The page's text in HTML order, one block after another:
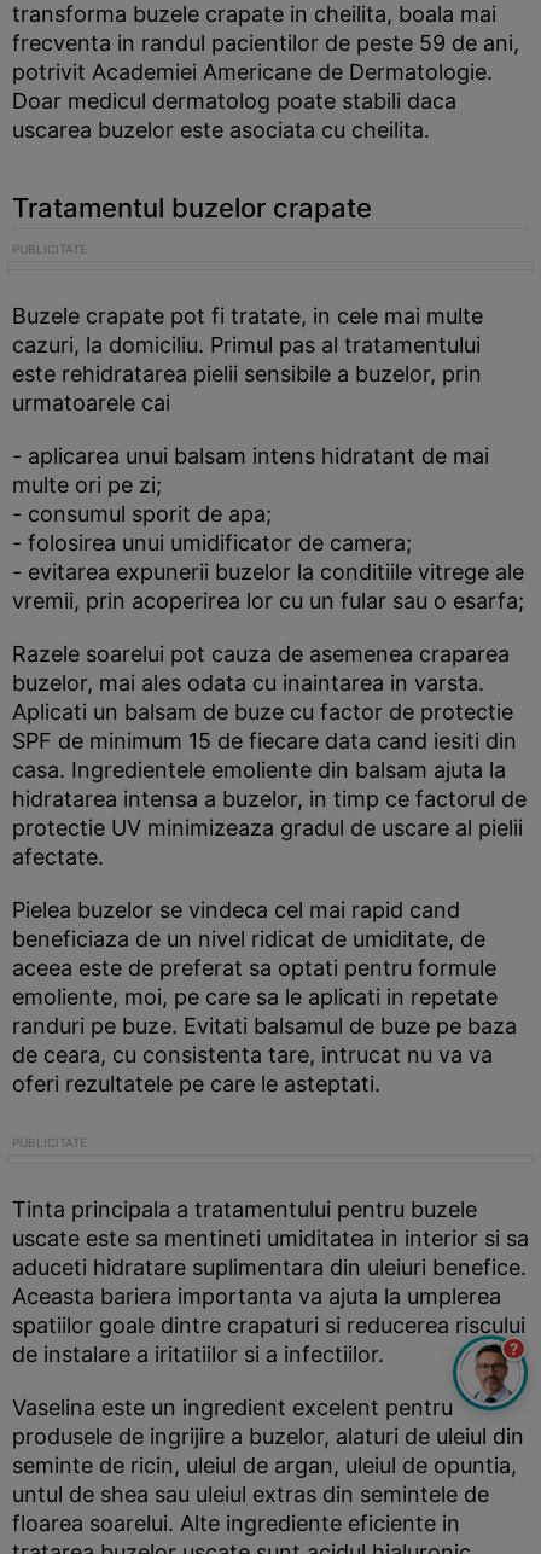
transforma buzele crapate in cheilita, boala mai
frecventa in randul pacientilor de peste 59 de ani,
potrivit Academiei Americane de Dermatologie.
Doar medicul dermatolog poate stabili daca
uscarea buzelor este asociata cu cheilita.
Tratamentul buzelor crapate
Buzele crapate pot fi tratate, in cele mai multe
cazuri, la domiciliu. Primul pas al tratamentului
este rehidratarea pielii sensibile a buzelor, prin
urmatoarele cai
- aplicarea unui balsam intens hidratant de mai
multe ori pe zi;
- consumul sporit de apa;
- folosirea unui umidificator de camera;
- evitarea expunerii buzelor la conditiile vitrege ale
vremii, prin acoperirea lor cu un fular sau o esarfa;
Razele soarelui pot cauza de asemenea craparea
buzelor, mai ales odata cu inaintarea in varsta.
Aplicati un balsam de buze cu factor de protectie
SPF de minimum 15 de fiecare data cand iesiti din
casa. Ingredientele emoliente din balsam ajuta la
hidratarea intensa a buzelor, in timp ce factorul de
protectie UV minimizeaza gradul de uscare al pielii
afectate.
Pielea buzelor se vindeca cel mai rapid cand
beneficiaza de un nivel ridicat de umiditate, de
aceea este de preferat sa optati pentru formule
emoliente, moi, pe care sa le aplicati in repetate
randuri pe buze. Evitati balsamul de buze pe baza
de ceara, cu consistenta tare, intrucat nu va va
oferi rezultatele pe care le asteptati.
Tinta principala a tratamentului pentru buzele
uscate este sa mentineti umiditatea in interior si sa
aduceti hidratare suplimentara din uleiuri benefice.
Aceasta bariera importanta va ajuta la umplerea
spatiilor goale dintre crapaturi si reducerea riscului
de instalare a iritatiilor si a infectiilor.
Vaselina este un ingredient excelent pentru
produsele de ingrijire a buzelor, alaturi de uleiul din
seminte de ricin, uleiul de argan, uleiul de opuntia,
untul de shea sau uleiul extras din semintele de
floarea soarelui. Alte ingrediente eficiente in
?